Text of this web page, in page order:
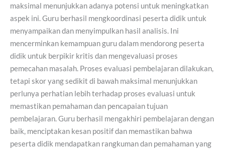
maksimal menunjukkan adanya potensi untuk meningkatkan
aspek ini. Guru berhasil mengkoordinasi peserta didik untuk
menyampaikan dan menyimpulkan hasil analisis. Ini
mencerminkan kemampuan guru dalam mendorong peserta
didik untuk berpikir kritis dan mengevaluasi proses
pemecahan masalah. Proses evaluasi pembelajaran dilakukan,
tetapi skor yang sedikit di bawah maksimal menunjukkan
perlunya perhatian lebih terhadap proses evaluasi untuk
memastikan pemahaman dan pencapaian tujuan
pembelajaran. Guru berhasil mengakhiri pembelajaran dengan
baik, menciptakan kesan positif dan memastikan bahwa
peserta didik mendapatkan rangkuman dan pemahaman yang